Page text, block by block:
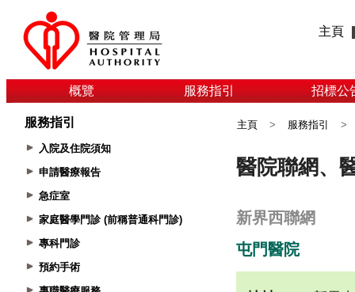
主頁
概覽 服務指引 招標公
服務指引
入院及住院須知
申請醫療報告
急症室
家庭醫學門診 (前稱普通科門診)
專科門診
預約手術
主頁 > 服務指引 >